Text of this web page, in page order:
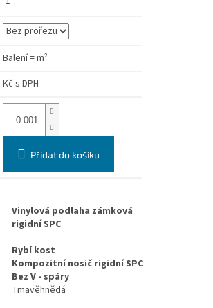
Balení=m²
Kč s DPH
Přidat do košíku
Vinylová podlaha zámková
rigidní SPC
Rybí kost
Kompozitní nosič rigidní SPC
Bez V - spáry
Tmavěhnědá